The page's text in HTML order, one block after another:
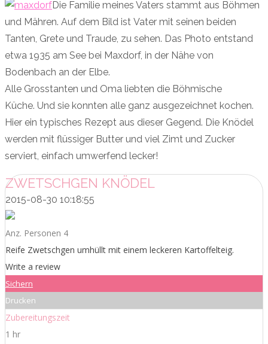
Die Familie meines Vaters stammt aus Böhmen
und Mähren. Auf dem Bild ist Vater mit seinen beiden
Tanten, Grete und Traude, zu sehen. Das Photo entstand
etwa 1935 am See bei Maxdorf, in der Nähe von
Bodenbach an der Elbe.
Alle Grosstanten und Oma liebten die Böhmische
Küche. Und sie konnten alle ganz ausgezeichnet kochen.
Hier ein typisches Rezept aus dieser Gegend. Die Knödel
werden mit flüssiger Butter und viel Zimt und Zucker
serviert, einfach umwerfend lecker!
ZWETSCHGEN KNÖDEL
2015-08-30 10:18:55
Anz. Personen 4
Reife Zwetschgen umhüllt mit einem leckeren Kartoffelteig.
Write a review
Sichern
Drucken
Zubereitungszeit
1 hr